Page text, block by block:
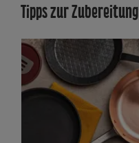
Tipps zur Zubereitung